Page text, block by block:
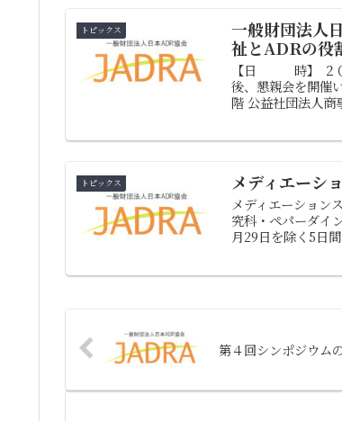
トピックス
一般財団法人
祉とADRの役
【日 時】 ２
後、懇親会を開
階 公益社団法人
トピックス メディエーシ
メディエーション
究科・ペパーダイ
月29日を除く5日
第４回シンポジウム